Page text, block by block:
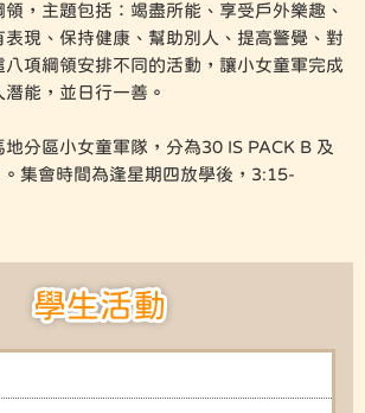
，主題包括：竭盡所能、享受戶外樂趣、
現、保持健康、幫助別人、提高警覺、對
八項綱領安排不同的活動，讓小女童軍完成
能，並日行一善。
分區小女童軍隊，分為30 IS PACK B 及
集會時間為逢星期四放學後，3:15-
學生活動